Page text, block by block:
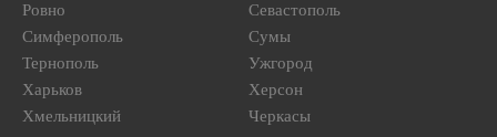
Ровно
Севастополь
Симферополь
Сумы
Тернополь
Ужгород
Харьков
Херсон
Хмельницкий
Черкасы